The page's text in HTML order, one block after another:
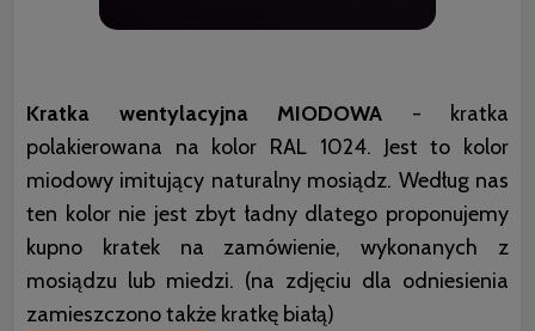
Kratka wentylacyjna MIODOWA - kratka
polakierowana na kolor RAL 1024. Jest to kolor
miodowy imitujący naturalny mosiądz. Według nas
ten kolor nie jest zbyt ładny dlatego proponujemy
kupno kratek na zamówienie, wykonanych z
mosiądzu lub miedzi. (na zdjęciu dla odniesienia
zamieszczono także kratkę białą)